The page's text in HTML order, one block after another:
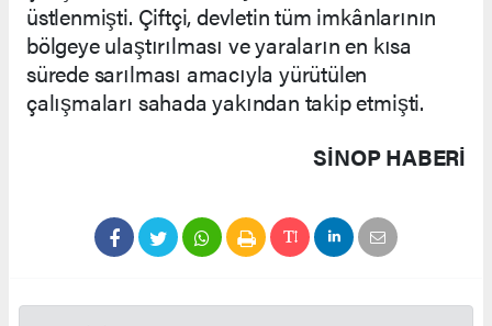
üstlenmişti. Çiftçi, devletin tüm imkânlarının
bölgeye ulaştırılması ve yaraların en kısa
sürede sarılması amacıyla yürütülen
çalışmaları sahada yakından takip etmişti.
SINOP HABERİ